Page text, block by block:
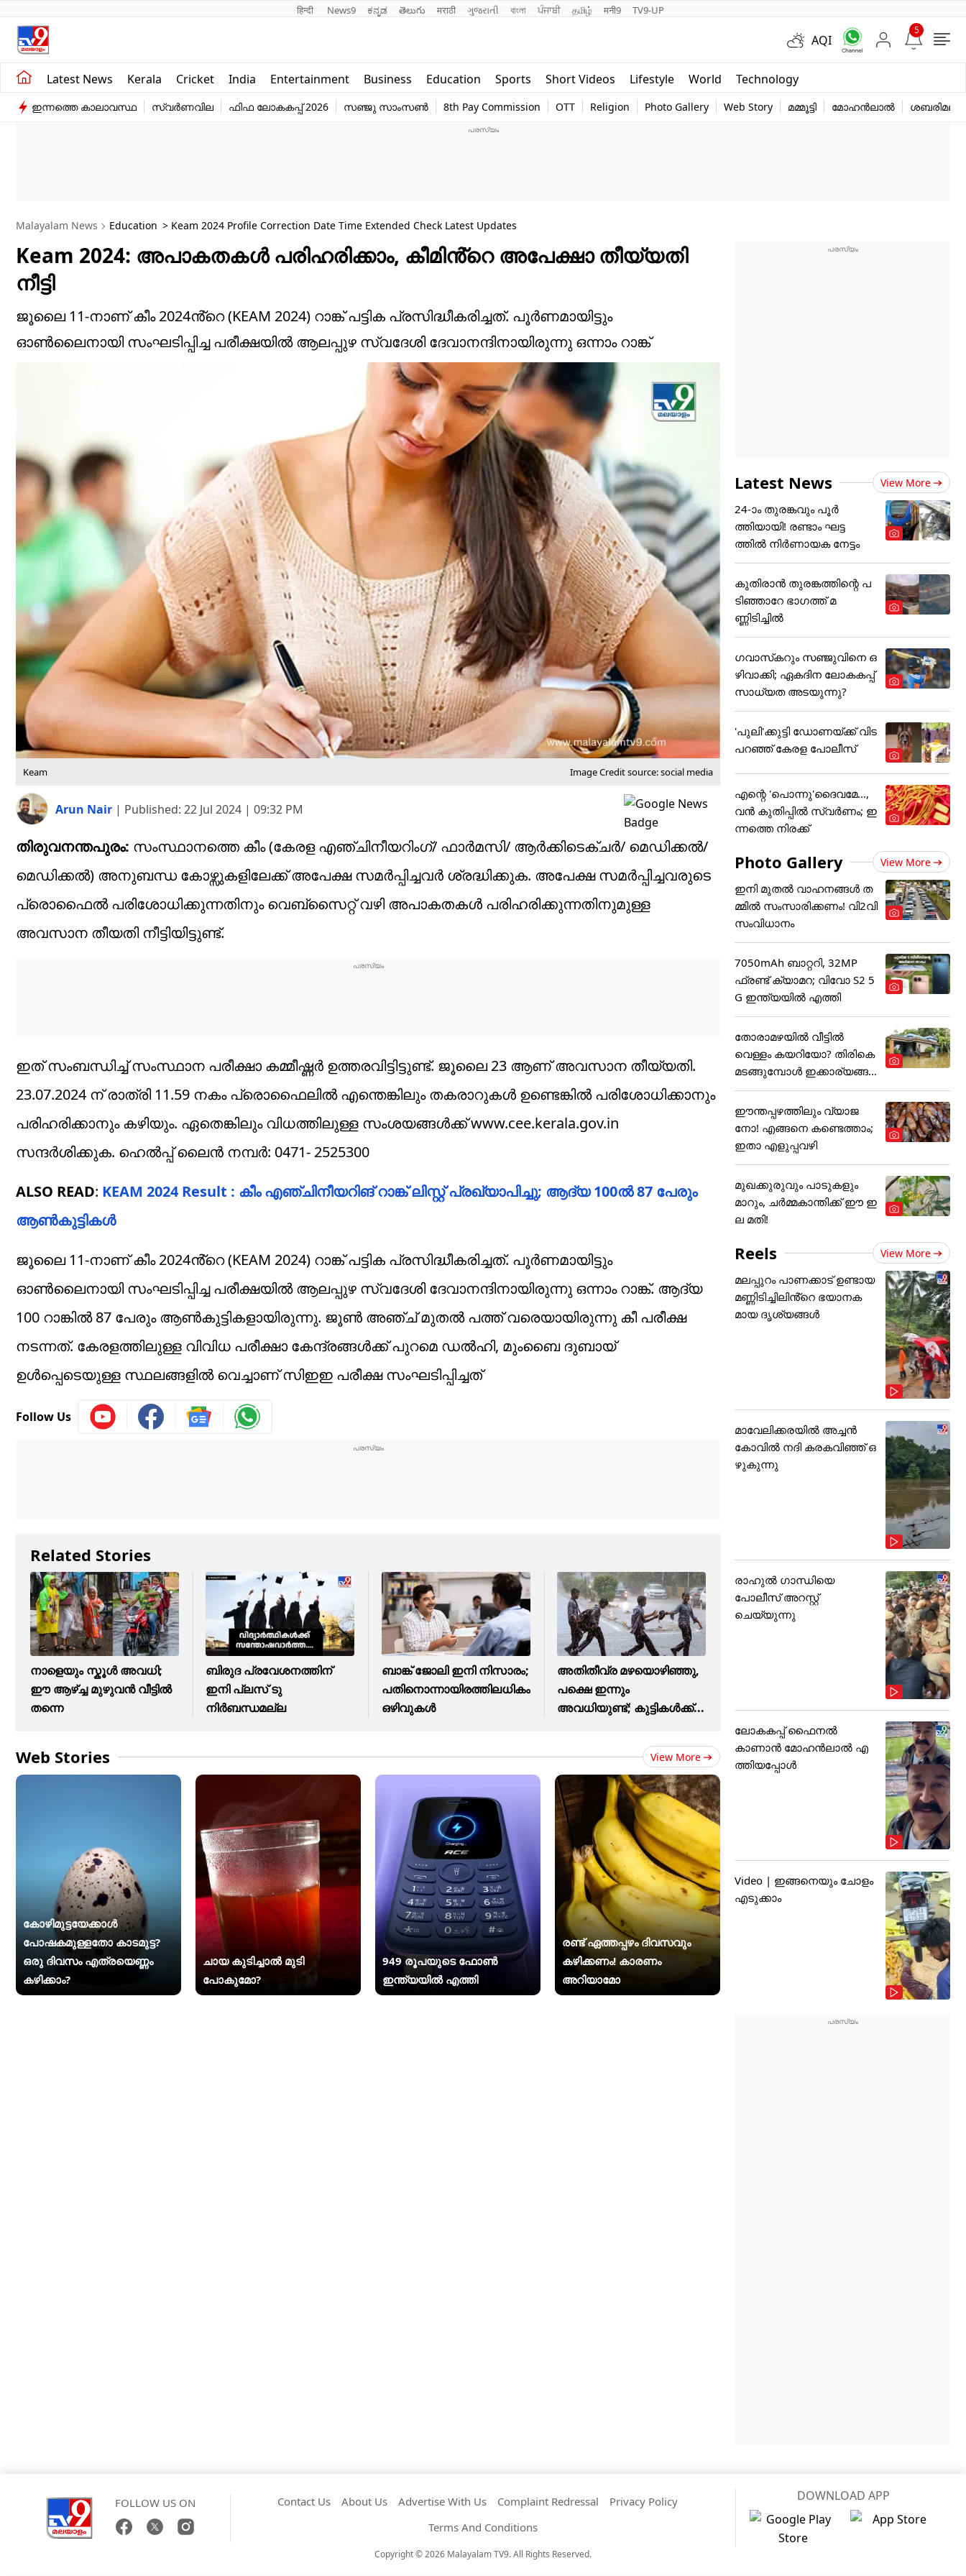
हिन्दी News9 ಕನ್ನಡ తెలుగు मराठी ગુજરાતી বাংলা ਪੰਜਾਬੀ தமிழ் मनी9 TV9-UP
AQI
5
Latest News Kerala Cricket India Entertainment Business Education Sports Short Videos Lifestyle World Technology
Kerala
India
Education
world
Web Story
ഇന്നത്തെ കാലാവസ്ഥ സ്വർണവില ഫിഫ ലോകകപ്പ് 2026 സഞ്ജു സാംസൺ 8th Pay Commission OTT Religion Photo Gallery Web Story മമ്മൂട്ടി മോഹൻലാൽ ശബരിമല
Malayalam News Education > Keam 2024 Profile Correction Date Time Extended Check Latest Updates
Keam 2024: അപാകതകൾ പരിഹരിക്കാം, കീമിൻ്റെ അപേക്ഷാ തീയ്യതി
നീട്ടി
ജൂലൈ 11-നാണ് കീം 2024ൻ്റെ (KEAM 2024) റാങ്ക് പട്ടിക പ്രസിദ്ധീകരിച്ചത്. പൂർണമായിട്ടും
ഓൺലൈനായി സംഘടിപ്പിച്ച പരീക്ഷയിൽ ആലപ്പുഴ സ്വദേശി ദേവാനന്ദിനായിരുന്നു ഒന്നാം റാങ്ക്
Keam Image Credit source: social media
Arun Nair | Published: 22 Jul 2024 | 09:32 PM
തിരുവനന്തപുരം: സംസ്ഥാനത്തെ കീം (കേരള എഞ്ചിനീയറിംഗ്/ ഫാർമസി/ ആർക്കിടെക്ചർ/ മെഡിക്കൽ/
മെഡിക്കൽ) അനുബന്ധ കോഴ്സുകളിലേക്ക് അപേക്ഷ സമർപ്പിച്ചവർ ശ്രദ്ധിക്കുക. അപേക്ഷ സമർപ്പിച്ചവരുടെ
പ്രൊഫൈൽ പരിശോധിക്കുന്നതിനും വെബ്സൈറ്റ് വഴി അപാകതകൾ പരിഹരിക്കുന്നതിനുമുള്ള
അവസാന തീയതി നീട്ടിയിട്ടുണ്ട്.
ഇത് സംബന്ധിച്ച് സംസ്ഥാന പരീക്ഷാ കമ്മീഷ്ണർ ഉത്തരവിട്ടിട്ടുണ്ട്. ജൂലൈ 23 ആണ് അവസാന തീയ്യതി.
23.07.2024 ന് രാത്രി 11.59 നകം പ്രൊഫൈലിൽ എന്തെങ്കിലും തകരാറുകൾ ഉണ്ടെങ്കിൽ പരിശോധിക്കാനും
പരിഹരിക്കാനും കഴിയും. ഏതെങ്കിലും വിധത്തിലുള്ള സംശയങ്ങൾക്ക് www.cee.kerala.gov.in
സന്ദർശിക്കുക. ഹെൽപ്പ് ലൈൻ നമ്പർ: 0471- 2525300
ALSO READ: KEAM 2024 Result : കീം എഞ്ചിനീയറിങ് റാങ്ക് ലിസ്റ്റ് പ്രഖ്യാപിച്ചു; ആദ്യ 100ൽ 87 പേരും
ആൺകുട്ടികൾ
ജൂലൈ 11-നാണ് കീം 2024ൻ്റെ (KEAM 2024) റാങ്ക് പട്ടിക പ്രസിദ്ധീകരിച്ചത്. പൂർണമായിട്ടും
ഓൺലൈനായി സംഘടിപ്പിച്ച പരീക്ഷയിൽ ആലപ്പുഴ സ്വദേശി ദേവാനന്ദിനായിരുന്നു ഒന്നാം റാങ്ക്. ആദ്യ
100 റാങ്കിൽ 87 പേരും ആൺകുട്ടികളായിരുന്നു. ജൂൺ അഞ്ച് മുതൽ പത്ത് വരെയായിരുന്നു കീ പരീക്ഷ
നടന്നത്. കേരളത്തിലുള്ള വിവിധ പരീക്ഷാ കേന്ദ്രങ്ങൾക്ക് പുറമെ ഡൽഹി, മുംബൈ ദുബായ്
ഉൾപ്പെടെയുള്ള സ്ഥലങ്ങളിൽ വെച്ചാണ് സിഇഇ പരീക്ഷ സംഘടിപ്പിച്ചത്
Follow Us
Related Stories
നാളെയും സ്കൂൾ അവധി;
ഈ ആഴ്ച്ച മുഴുവൻ വീട്ടിൽ
തന്നെ
ബിരുദ പ്രവേശനത്തിന്
ഇനി പ്ലസ് ടു
നിർബന്ധമല്ല
ബാങ്ക് ജോലി ഇനി നിസാരം;
പതിനൊന്നായിരത്തിലധികം
ഒഴിവുകൾ
അതിതീവ്ര മഴയൊഴിഞ്ഞു,
പക്ഷെ ഇന്നും
അവധിയുണ്ട്; കുട്ടികള്‍ക്ക്...
Web Stories View More
കോഴിമുട്ടയേക്കാൾ
പോഷകമുള്ളതോ കാടമുട്ട?
ഒരു ദിവസം എത്രയെണ്ണം
കഴിക്കാം?
ചായ കുടിച്ചാൽ മുടി
പോകുമോ?
949 രൂപയുടെ ഫോൺ
ഇന്ത്യയിൽ എത്തി
രണ്ട് ഏത്തപ്പഴം ദിവസവും
കഴിക്കണം! കാരണം
അറിയാമോ
Latest News View More
24-ാം തുരങ്കവും പൂർ
ത്തിയായി! രണ്ടാം ഘട്ട
ത്തിൽ നിർണായക നേട്ടം
കുതിരാൻ തുരങ്കത്തിന്റെ പ
ടിഞ്ഞാറേ ഭാഗത്ത് മ
ണ്ണിടിച്ചിൽ
ഗവാസ്‌കറും സഞ്ജുവിനെ ഒ
ഴിവാക്കി; ഏകദിന ലോകകപ്പ്
സാധ്യത അടയുന്നു?
'പുലി'ക്കുട്ടി ഡോണയ്ക്ക് വിട
പറഞ്ഞ് കേരള പോലീസ്
എന്റെ 'പൊന്നു'ദൈവമേ...,
വൻ കുതിപ്പിൽ സ്വർണം; ഇ
ന്നത്തെ നിരക്ക്
Photo Gallery View More
ഇനി മുതൽ വാഹനങ്ങൾ ത
മ്മിൽ സംസാരിക്കണം! വി2വി
സംവിധാനം
7050mAh ബാറ്ററി, 32MP
ഫ്രണ്ട് ക്യാമറ; വിവോ S2 5
G ഇന്ത്യയിൽ എത്തി
തോരാമഴയിൽ വീട്ടിൽ
വെള്ളം കയറിയോ? തിരികെ
മടങ്ങുമ്പോൾ ഇക്കാര്യങ്ങ
ൾ
ഈന്തപ്പഴത്തിലും വ്യാജ
നോ! എങ്ങനെ കണ്ടെത്താം;
ഇതാ എളുപ്പവഴി
മുഖക്കുരുവും പാടുകളും
മാറും, ചർമ്മകാന്തിക്ക് ഈ ഇ
ല മതി!
Reels View More
മലപ്പുറം പാണക്കാട് ഉണ്ടായ
മണ്ണിടിച്ചിലിൻ്റെ ഭയാനക
മായ ദൃശ്യങ്ങൾ
മാവേലിക്കരയിൽ അച്ചൻ
കോവിൽ നദി കരകവിഞ്ഞ് ഒ
ഴുകുന്നു
രാഹുൽ ഗാന്ധിയെ
പോലീസ് അറസ്റ്റ്
ചെയ്യുന്നു
ലോകകപ്പ് ഫൈനൽ
കാണാൻ മോഹൻലാൽ എ
ത്തിയപ്പോൾ
Video | ഇങ്ങനെയും ചോളം
എടുക്കാം
FOLLOW US ON Contact Us About Us Advertise With Us Complaint Redressal
Privacy Policy
Terms And Conditions
DOWNLOAD APP
Copyright © 2026 Malayalam TV9. All Rights Reserved.